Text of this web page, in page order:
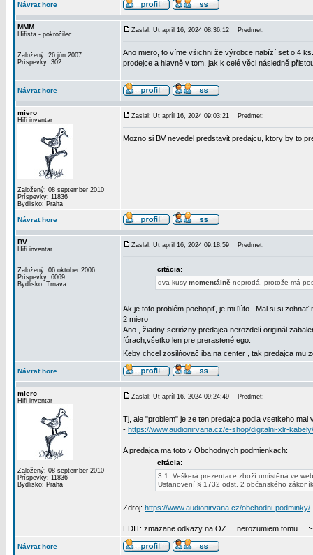
Návrat hore
MMM
Hifista - pokročilec
Založený: 26 jún 2007
Príspevky: 302
Zaslal: Ut apríl 16, 2024 08:36:12 Predmet:
Ano miero, to víme všichni že výrobce nabízí set o 4
prodejce a hlavně v tom, jak k celé věci následně
Návrat hore
miero
Hifi inventar
Založený: 08 september 2010
Príspevky: 11836
Bydlisko: Praha
Zaslal: Ut apríl 16, 2024 09:03:21 Predmet:
Mozno si BV nevedel predstavit predajcu, ktory by to
Návrat hore
BV
Hifi inventar
Založený: 06 október 2006
Príspevky: 6069
Bydlisko: Trnava
Zaslal: Ut apríl 16, 2024 09:18:59 Predmet:
citácia:
dva kusy momentálně neprodá, protože má
Ak je toto problém pochopiť, je mi ľúto...Mal si si
2 miero
Ano , žiadny seriózny predajca nerozdelí originál
fórach,všetko len pre prerastené ego.
Keby chcel zosilňovač iba na center , tak predajca mu
Návrat hore
miero
Hifi inventar
Založený: 08 september 2010
Príspevky: 11836
Bydlisko: Praha
Zaslal: Ut apríl 16, 2024 09:24:49 Predmet:
Tj, ale "problem" je ze ten predajca podla vsetkeho
- https://www.audionirvana.cz/e-shop/digitalni-xlr-
A predajca ma toto v Obchodnych podmienkach:
citácia:
3.1. Veškerá prezentace zboží umístěná ve
Ustanovení § 1732 odst. 2 občanského
Zdroj: https://www.audionirvana.cz/obchodni-podminky/
EDIT: zmazane odkazy na OZ ... nerozumiem tomu ...
Návrat hore